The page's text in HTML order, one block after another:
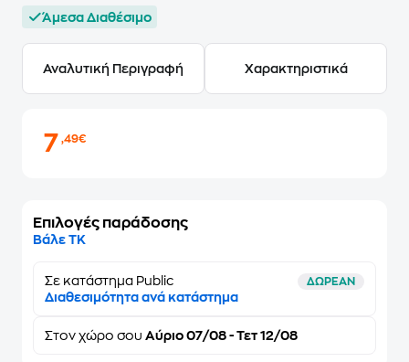
Άμεσα Διαθέσιμο
Αναλυτική Περιγραφή Χαρακτηριστικά
7,49€
Επιλογές παράδοσης
Βάλε ΤΚ
Σε κατάστημα Public ΔΩΡΕΑΝ
Διαθεσιμότητα ανά κατάστημα
Στον χώρο σου Αύριο 07/08 - Τετ 12/08